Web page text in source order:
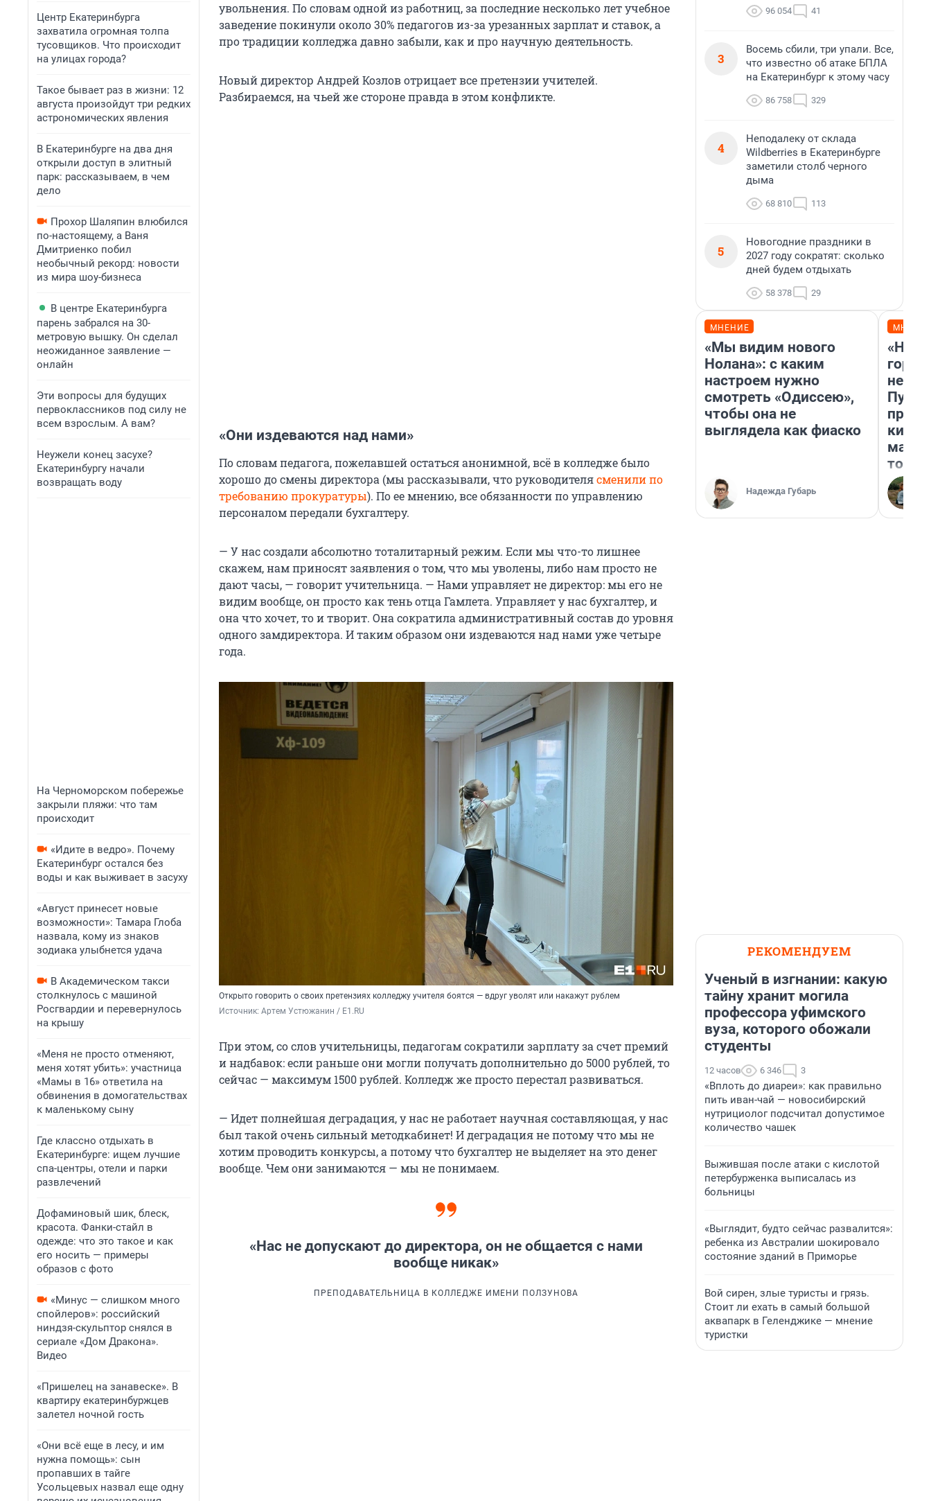
Центр Екатеринбурга
захватила огромная толпа
тусовщиков. Что происходит
на улицах города?
Такое бывает раз в жизни: 12
августа произойдут три редких
астрономических явления
В Екатеринбурге на два дня
открыли доступ в элитный
парк: рассказываем, в чем
дело
Прохор Шаляпин влюбился
по-настоящему, а Ваня
Дмитриенко побил
необычный рекорд: новости
из мира шоу-бизнеса
В центре Екатеринбурга
парень забрался на 30-
метровую вышку. Он сделал
неожиданное заявление —
онлайн
Эти вопросы для будущих
первоклассников под силу не
всем взрослым. А вам?
Неужели конец засухе?
Екатеринбургу начали
возвращать воду
На Черноморском побережье
закрыли пляжи: что там
происходит
«Идите в ведро». Почему
Екатеринбург остался без
воды и как выживает в засуху
«Август принесет новые
возможности»: Тамара Глоба
назвала, кому из знаков
зодиака улыбнется удача
В Академическом такси
столкнулось с машиной
Росгвардии и перевернулось
на крышу
«Меня не просто отменяют,
меня хотят убить»: участница
«Мамы в 16» ответила на
обвинения в домогательствах
к маленькому сыну
Где классно отдыхать в
Екатеринбурге: ищем лучшие
спа-центры, отели и парки
развлечений
Дофаминовый шик, блеск,
красота. Фанки-стайл в
одежде: что это такое и как
его носить — примеры
образов с фото
«Минус — слишком много
спойлеров»: российский
ниндзя-скульптор снялся в
сериале «Дом Дракона».
Видео
«Пришелец на занавеске». В
квартиру екатеринбуржцев
залетел ночной гость
«Они всё еще в лесу, и им
нужна помощь»: сын
пропавших в тайге
Усольцевых назвал еще одну
увольнения. По словам одной из работниц, за последние несколько лет учебное
заведение покинули около 30% педагогов из-за урезанных зарплат и ставок, а
про традиции колледжа давно забыли, как и про научную деятельность.
Новый директор Андрей Козлов отрицает все претензии учителей.
Разбираемся, на чьей же стороне правда в этом конфликте.
«Они издеваются над нами»
По словам педагога, пожелавшей остаться анонимной, всё в колледже было
хорошо до смены директора (мы рассказывали, что руководителясменили по
требованию прокуратуры). По ее мнению, все обязанности по управлению
персоналом передали бухгалтеру.
— У нас создали абсолютно тоталитарный режим. Если мы что-то лишнее
скажем, нам приносят заявления о том, что мы уволены, либо нам просто не
дают часы, — говорит учительница. — Нами управляет не директор: мы его не
видим вообще, он просто как тень отца Гамлета. Управляет у нас бухгалтер, и
она что хочет, то и творит. Она сократила административный состав до уровня
одного замдиректора. И таким образом они издеваются над нами уже четыре
года.
Открыто говорить о своих претензиях колледжу учителя боятся — вдруг уволят или накажут рублем
Источник: Артем Устюжанин / E1.RU
При этом, со слов учительницы, педагогам сократили зарплату за счет премий
и надбавок: если раньше они могли получать дополнительно до 5000 рублей, то
сейчас — максимум 1500 рублей. Колледж же просто перестал развиваться.
— Идет полнейшая деградация, у нас не работает научная составляющая, у нас
был такой очень сильный методкабинет! И деградация не потому что мы не
хотим проводить конкурсы, а потому что бухгалтер не выделяет на это денег
вообще. Чем они занимаются — мы не понимаем.
«Нас не допускают до директора, он не общается с нами
вообще никак»
ПРЕПОДАВАТЕЛЬНИЦА В КОЛЛЕДЖЕ ИМЕНИ ПОЛЗУНОВА
96 054 41
3
Восемь сбили, три упали. Все,
что известно об атаке БПЛА
на Екатеринбург к этому часу
86 758 329
4
Неподалеку от склада
Wildberries в Екатеринбурге
заметили столб черного
дыма
68 810 113
5
Новогодние праздники в
2027 году сократят: сколько
дней будем отдыхать
58 378 29
МНЕНИЕ
«Мы видим нового
Нолана»: с каким
настроем нужно
смотреть «Одиссею»,
чтобы она не
выглядела как фиаско
Надежда Губарь
«Нет
того
РЕКОМЕНДУЕМ
Ученый в изгнании: какую
тайну хранит могила
профессора уфимского
вуза, которого обожали
студенты
12 часов 6 346 3
«Вплоть до диареи»: как правильно
пить иван-чай — новосибирский
нутрициолог подсчитал допустимое
количество чашек
Выжившая после атаки с кислотой
петербурженка выписалась из
больницы
«Выглядит, будто сейчас развалится»:
ребенка из Австралии шокировало
состояние зданий в Приморье
Вой сирен, злые туристы и грязь.
Стоит ли ехать в самый большой
аквапарк в Геленджике — мнение
туристки